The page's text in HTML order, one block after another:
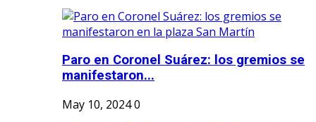
Paro en Coronel Suárez: los gremios se
manifestaron...
May 10, 20240